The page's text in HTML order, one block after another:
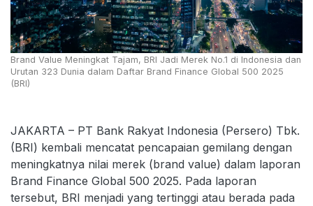
Brand Value Meningkat Tajam, BRI Jadi Merek No.1 di Indonesia dan
Urutan 323 Dunia dalam Daftar Brand Finance Global 500 2025
(BRI)
JAKARTA – PT Bank Rakyat Indonesia (Persero) Tbk.
(BRI) kembali mencatat pencapaian gemilang dengan
meningkatnya nilai merek (brand value) dalam laporan
Brand Finance Global 500 2025. Pada laporan
tersebut, BRI menjadi yang tertinggi atau berada pada